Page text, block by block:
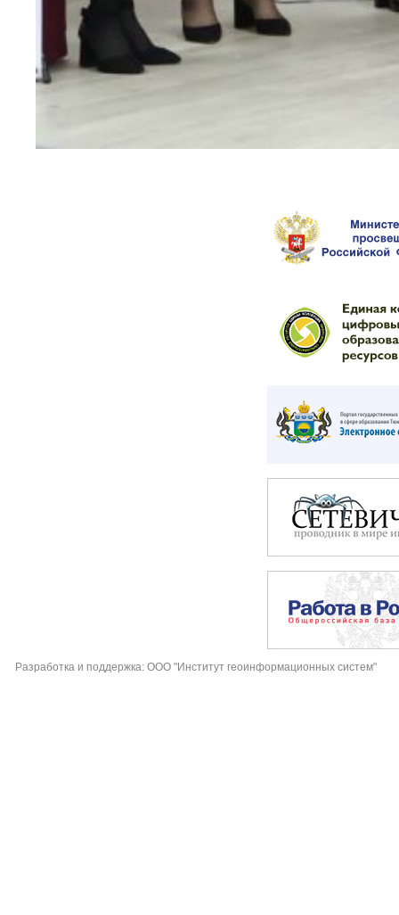
Разработка и поддержка: ООО "Институт геоинформационных систем"